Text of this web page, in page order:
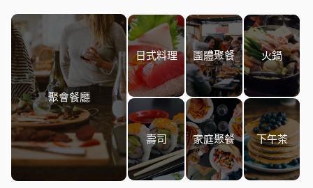
聚會餐廳
日式料理 團體聚餐 火鍋
壽司 家庭聚餐 下午茶